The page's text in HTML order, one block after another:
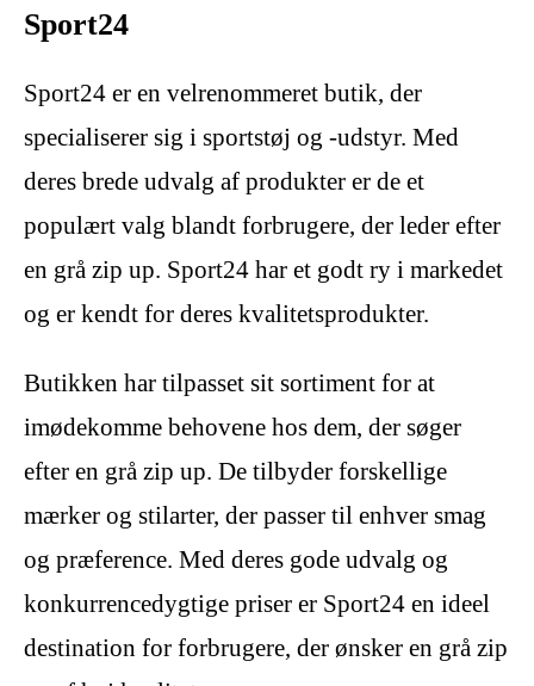
Sport24
Sport24 er en velrenommeret butik, der
specialiserer sig i sportstøj og -udstyr. Med
deres brede udvalg af produkter er de et
populært valg blandt forbrugere, der leder efter
en grå zip up. Sport24 har et godt ry i markedet
og er kendt for deres kvalitetsprodukter.
Butikken har tilpasset sit sortiment for at
imødekomme behovene hos dem, der søger
efter en grå zip up. De tilbyder forskellige
mærker og stilarter, der passer til enhver smag
og præference. Med deres gode udvalg og
konkurrencedygtige priser er Sport24 en ideel
destination for forbrugere, der ønsker en grå zip